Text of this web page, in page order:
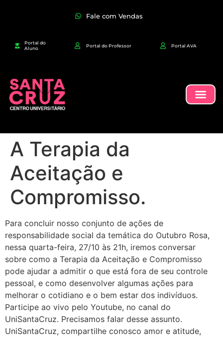
Fale com Vendas
Portal do
Aluno
Portal do Professor Portal AVA
A Terapia da
Aceitação e
Compromisso.
Para concluir nosso conjunto de ações de
responsabilidade social da temática do Outubro Rosa,
nessa quarta-feira, 27/10 às 21h, iremos conversar
sobre como a Terapia da Aceitação e Compromisso
pode ajudar a admitir o que está fora de seu controle
pessoal, e como desenvolver algumas ações para
melhorar o cotidiano e o bem estar dos indivíduos.
Participe ao vivo pelo Youtube, no canal do
UniSantaCruz. Precisamos falar desse assunto.
UniSantaCruz, compartilhe conosco amor e atitude,